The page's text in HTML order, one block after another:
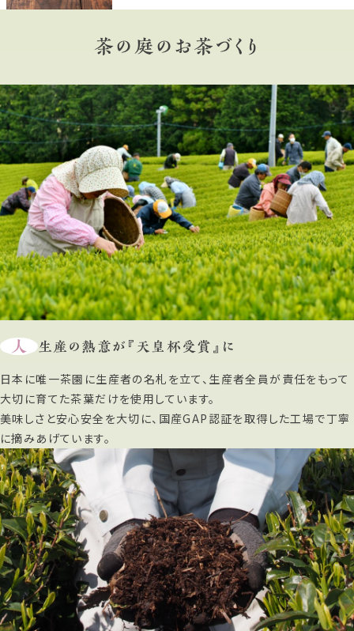
茶の庭のお茶づくり
人 生産の熱意が『天皇杯受賞』に
日本に唯一茶園に生産者の名札を立て、生産者全員が責任をもって
大切に育てた茶葉だけを使用しています。
美味しさと安心安全を大切に、国産GAP認証を取得した工場で丁寧
に摘みあげています。